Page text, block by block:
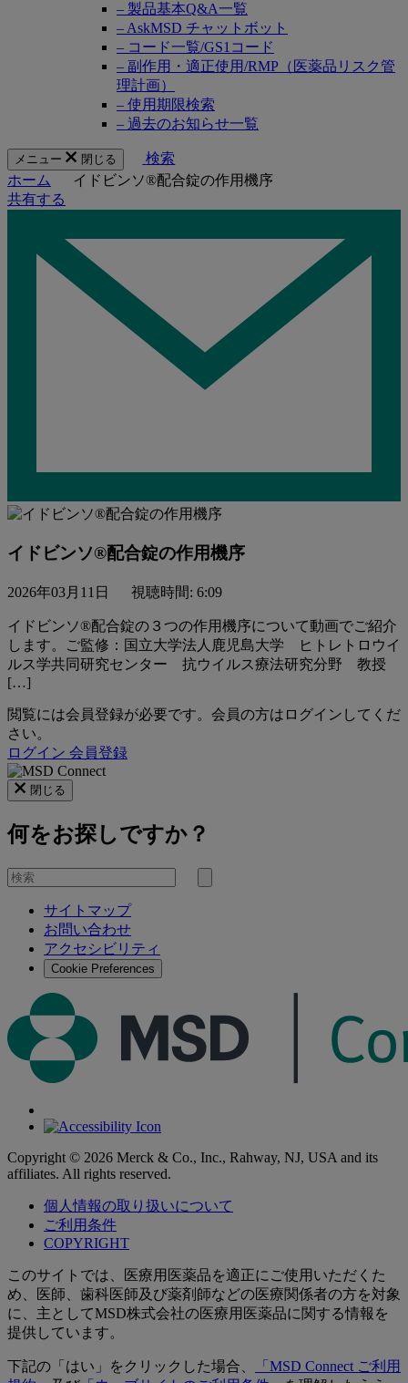
– 製品基本Q&A一覧
– AskMSD チャットボット
– コード一覧/GS1コード
– 副作用・適正使用/RMP（医薬品リスク管
理計画）
– 使用期限検索
– 過去のお知らせ一覧
メニュー 閉じる
検索
ホーム
イドビンソ®配合錠の作用機序
共有する
イドビンソ®配合錠の作用機序
2026年03月11日 視聴時間: 6:09
イドビンソ®配合錠の３つの作用機序について動画でご紹介
します。ご監修：国立大学法人鹿児島大学 ヒトレトロウイ
ルス学共同研究センター 抗ウイルス療法研究分野 教授
[…]
閲覧には会員登録が必要です。会員の方はログインしてくだ
さい。
ログイン 会員登録
閉じる
何をお探しですか？
を
検
サイトマップ
お問い合わせ
アクセシビリティ
Cookie Preferences
Copyright © 2026 Merck & Co., Inc., Rahway, NJ, USA and its
affiliates. All rights reserved.
個人情報の取り扱いについて
ご利用条件
COPYRIGHT
このサイトでは、医療用医薬品を適正にご使用いただくた
め、医師、歯科医師及び薬剤師などの医療関係者の方を対象
に、主としてMSD株式会社の医療用医薬品に関する情報を
提供しています。
下記の「はい」をクリックした場合、
「MSD Connect ご利用